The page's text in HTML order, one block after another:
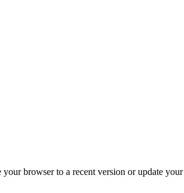
browser to a recent version or update your